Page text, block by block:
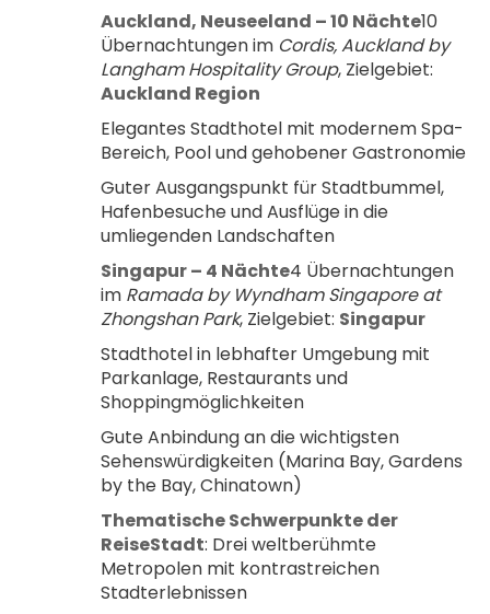
Auckland, Neuseeland – 10 Nächte10
Übernachtungen im Cordis, Auckland by
Langham Hospitality Group
Auckland Region
Elegantes Stadthotel mit modernem Spa-
Bereich, Pool und gehobener Gastronomie
Guter Ausgangspunkt für Stadtbummel,
Hafenbesuche und Ausflüge in die
umliegenden Landschaften
Singapur – 4 Nächte4 Übernachtungen
im Ramada by Wyndham Singapore at
Zhongshan Park, Zielgebiet: Singapur
Stadthotel in lebhafter Umgebung mit
Parkanlage, Restaurants und
Shoppingmöglichkeiten
Gute Anbindung an die wichtigsten
Sehenswürdigkeiten (Marina Bay, Gardens
by the Bay, Chinatown)
Thematische Schwerpunkte der
ReiseStadt: Drei weltberühmte
Metropolen mit kontrastreichen
Stadterlebnissen